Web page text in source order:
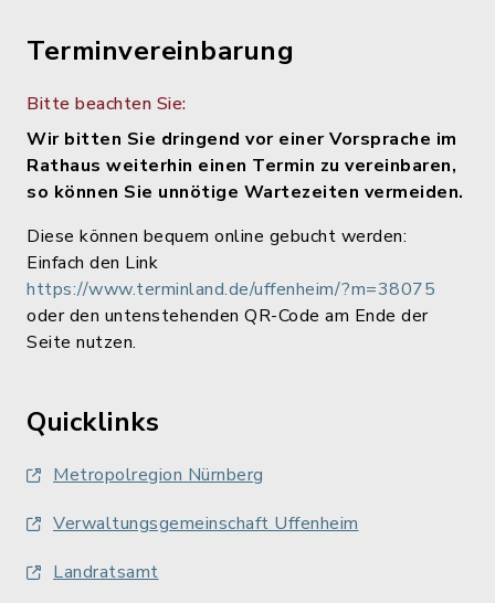
Terminvereinbarung
Bitte beachten Sie:
Wir bitten Sie dringend vor einer Vorsprache im
Rathaus weiterhin einen Termin zu vereinbaren,
so können Sie unnötige Wartezeiten vermeiden.
Diese können bequem online gebucht werden:
Einfach den Link
https://www.terminland.de/uffenheim/?m=38075
oder den untenstehenden QR-Code am Ende der
Seite nutzen.
Quicklinks
Metropolregion Nürnberg
Verwaltungsgemeinschaft Uffenheim
Landratsamt